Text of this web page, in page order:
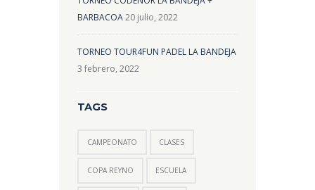
BARBACOA20 julio, 2022
TORNEO TOUR4FUN PADEL LA BANDEJA
3 febrero, 2022
TAGS
CAMPEONATO CLASES
COPA REYNO ESCUELA